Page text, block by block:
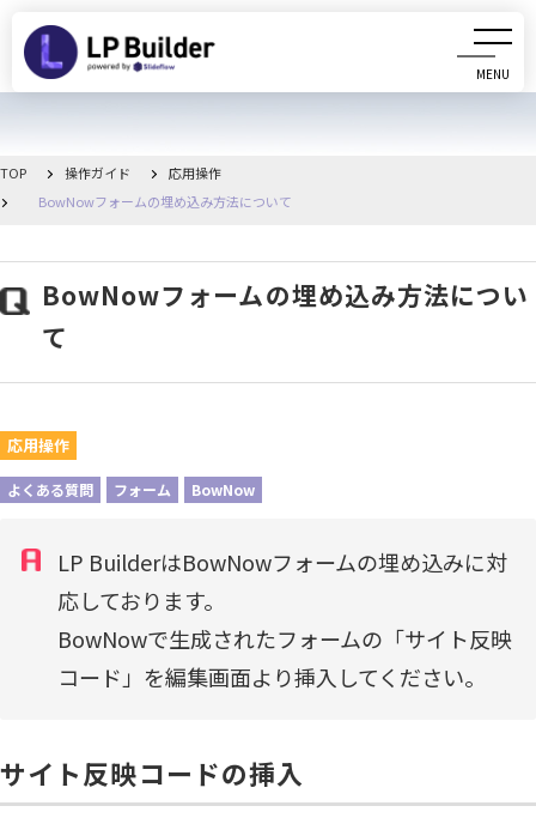
MENU
CLOSE
動画マニュアル
リリース情報
TOP 操作ガイド
応用操作
BowNowフォームの埋め込み方法について
BowNowフォームの埋め込み方法につい
て
応用操作
よくある質問 フォーム BowNow
LP BuilderはBowNowフォームの埋め込みに対
応しております。
BowNowで生成されたフォームの「サイト反映
コード」を編集画面より挿入してください。
サイト反映コードの挿入